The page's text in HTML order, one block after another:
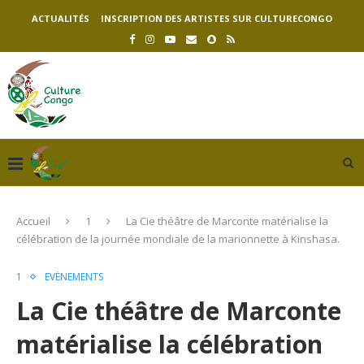
ACTUALITÉS INSCRIPTION DES ARTISTES SUR CULTURECONGO
Accueil 1
La Cie théâtre de Marconte matérialise la
célébration de la journée mondiale de la marionnette à Kinshasa.
1 EVÉNEMENTS
La Cie théâtre de Marconte
matérialise la célébration